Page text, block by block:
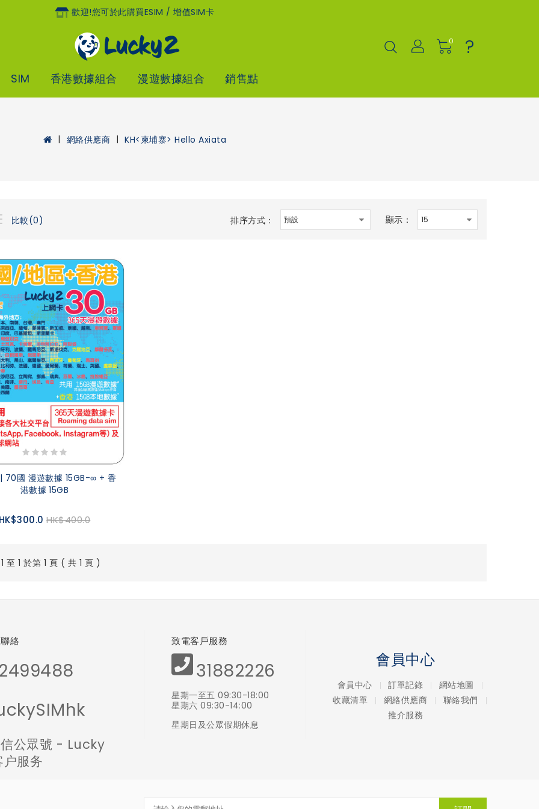
歡迎!您可於此購買eSIM / 增值SIM卡
0 ?
SIM 香港數據組合 漫遊數據組合 銷售點
網絡供應商 KH<柬埔寨> Hello Axiata
比較(0) 排序方式： 顯示：
70國 漫遊數據 15GB-∞ + 香
港數據 15GB
HK$400.0
至 1 於第 1 頁 ( 共 1 頁 )
絡
公眾號 - Lucky
服务
致電客戶服務
31882226
星期一至五 09:30-18:00
星期六 09:30-14:00
星期日及公眾假期休息
會員中心
會員中心 訂單記錄
網站地圖
收藏清單
網絡供應商
聯絡我們
推介服務